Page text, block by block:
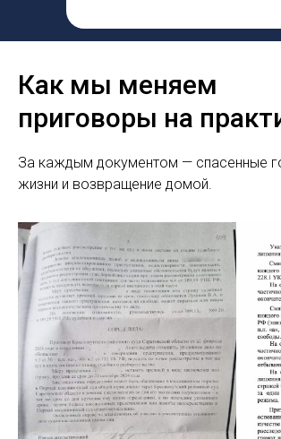
Как мы меняем
приговоры на
За каждым документом — спасенные
жизни и возвращение домой.